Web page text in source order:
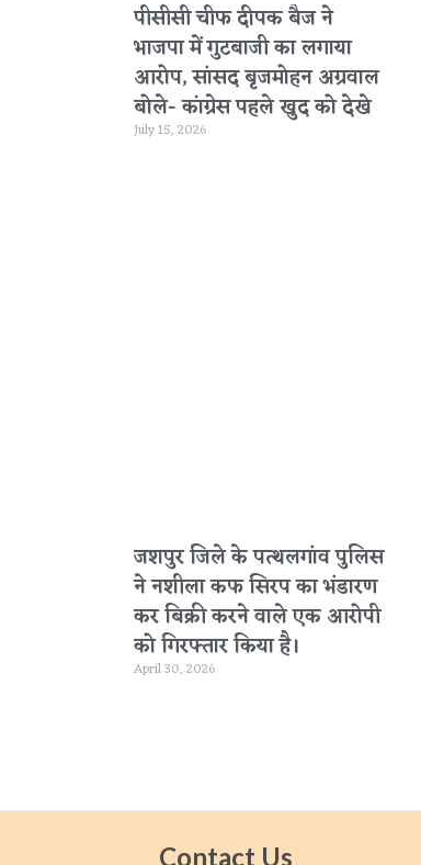
पीसीसी चीफ दीपक बैज ने
भाजपा में गुटबाजी का लगाया
आरोप, सांसद बृजमोहन अग्रवाल
बोले- कांग्रेस पहले खुद को देखे
July 15, 2026
जशपुर जिले के पत्थलगांव पुलिस
ने नशीला कफ सिरप का भंडारण
कर बिक्री करने वाले एक आरोपी
को गिरफ्तार किया है।
April 30, 2026
Contact Us